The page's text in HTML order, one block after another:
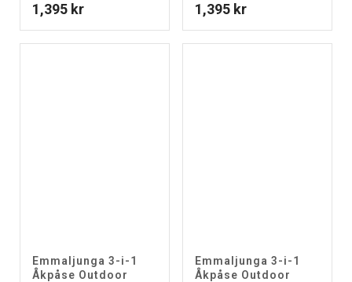
1,395 kr 1,395 kr
Emmaljunga 3-i-1
Åkpåse Outdoor
Emmaljunga 3-i-1
Åkpåse Outdoor